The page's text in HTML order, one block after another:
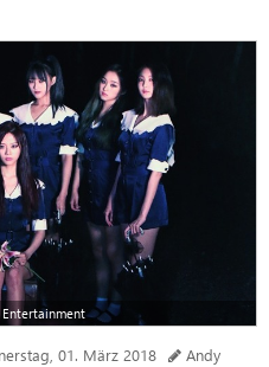
01. März 2018 Andy